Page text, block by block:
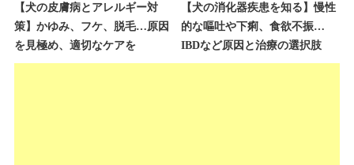
【犬の皮膚病とアレルギー対
策】かゆみ、フケ、脱毛…原因
を見極め、適切なケアを
【犬の消化器疾患を知る】慢性
的な嘔吐や下痢、食欲不振…
IBDなど原因と治療の選択肢